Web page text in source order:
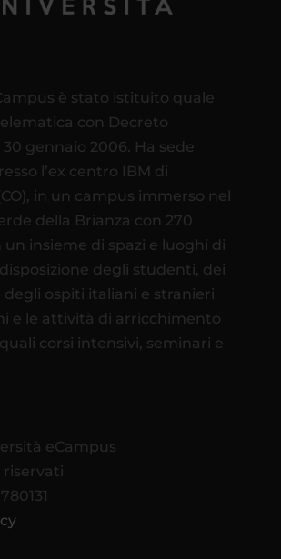
è stato istituito quale
con Decreto
gennaio 2006. Ha sede
l’ex centro IBM di
in un campus immerso nel
della Brianza con 270
un insieme di spazi e luoghi di
degli studenti, dei
degli ospiti italiani e stranieri
e le attività di arricchimento
corsi intensivi, seminari e
eCampus